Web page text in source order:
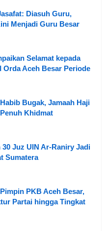
Diasuh Guru,
Menjadi Guru Besar
Selamat kepada
Orda Aceh Besar Periode
Bugak, Jamaah Haji
Khidmat
Juz UIN Ar-Raniry Jadi
Sumatera
PKB Aceh Besar,
Partai hingga Tingkat